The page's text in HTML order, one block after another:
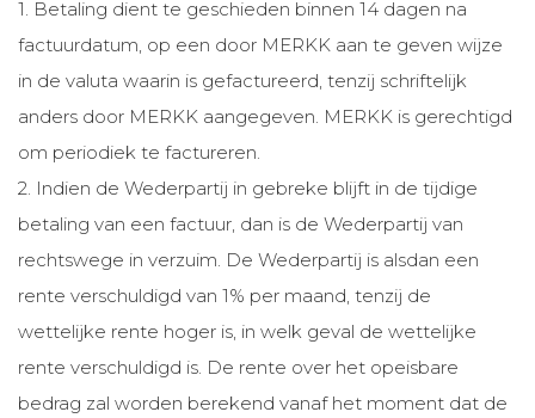
1. Betaling dient te geschieden binnen 14 dagen na
factuurdatum, op een door MERKK aan te geven wijze
in de valuta waarin is gefactureerd, tenzij schriftelijk
anders door MERKK aangegeven. MERKK is gerechtigd
om periodiek te factureren.
2. Indien de Wederpartij in gebreke blijft in de tijdige
betaling van een factuur, dan is de Wederpartij van
rechtswege in verzuim. De Wederpartij is alsdan een
rente verschuldigd van 1% per maand, tenzij de
wettelijke rente hoger is, in welk geval de wettelijke
rente verschuldigd is. De rente over het opeisbare
bedrag zal worden berekend vanaf het moment dat de